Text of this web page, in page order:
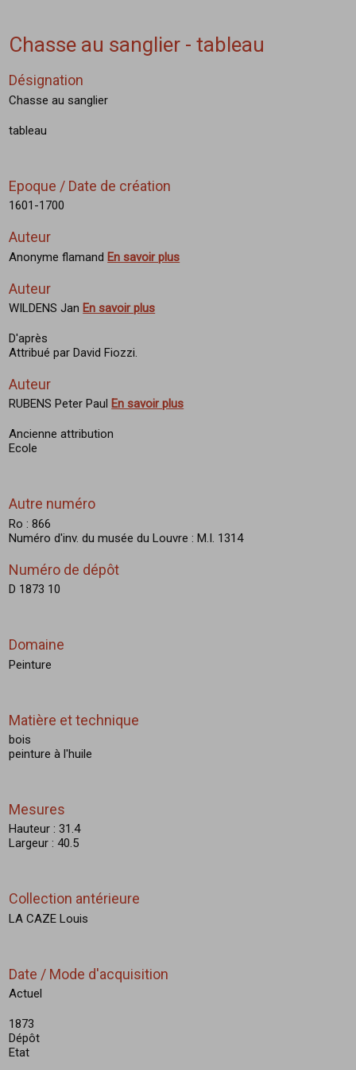
Chasse au sanglier - tableau
Désignation
Chasse au sanglier
tableau
Epoque / Date de création
1601-1700
Auteur
Anonyme flamand En savoir plus
Auteur
WILDENS Jan En savoir plus
D'après
Attribué par David Fiozzi.
Auteur
RUBENS Peter Paul En savoir plus
Ancienne attribution
Ecole
Autre numéro
Ro : 866
Numéro d'inv. du musée du Louvre : M.I. 1314
Numéro de dépôt
D 1873 10
Domaine
Peinture
Matière et technique
bois
peinture à l'huile
Mesures
Hauteur : 31.4
Largeur : 40.5
Collection antérieure
LA CAZE Louis
Date / Mode d'acquisition
Actuel
1873
Dépôt
Etat